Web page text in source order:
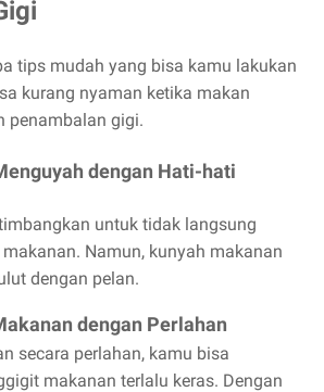
tips mudah yang bisa kamu lakukan
kurang nyaman ketika makan
penambalan gigi.
dengan Hati-hati
untuk tidak langsung
Namun, kunyah makanan
dengan pelan.
dengan Perlahan
secara perlahan, kamu bisa
makanan terlalu keras. Dengan